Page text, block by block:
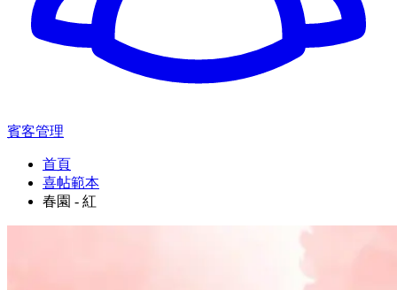
賓客管理
首頁
喜帖範本
春園 - 紅